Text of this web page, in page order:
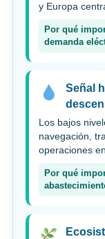
y Europa
Por qué
demanda
Señal
Los bajos
navegación,
operaciones
Por qué